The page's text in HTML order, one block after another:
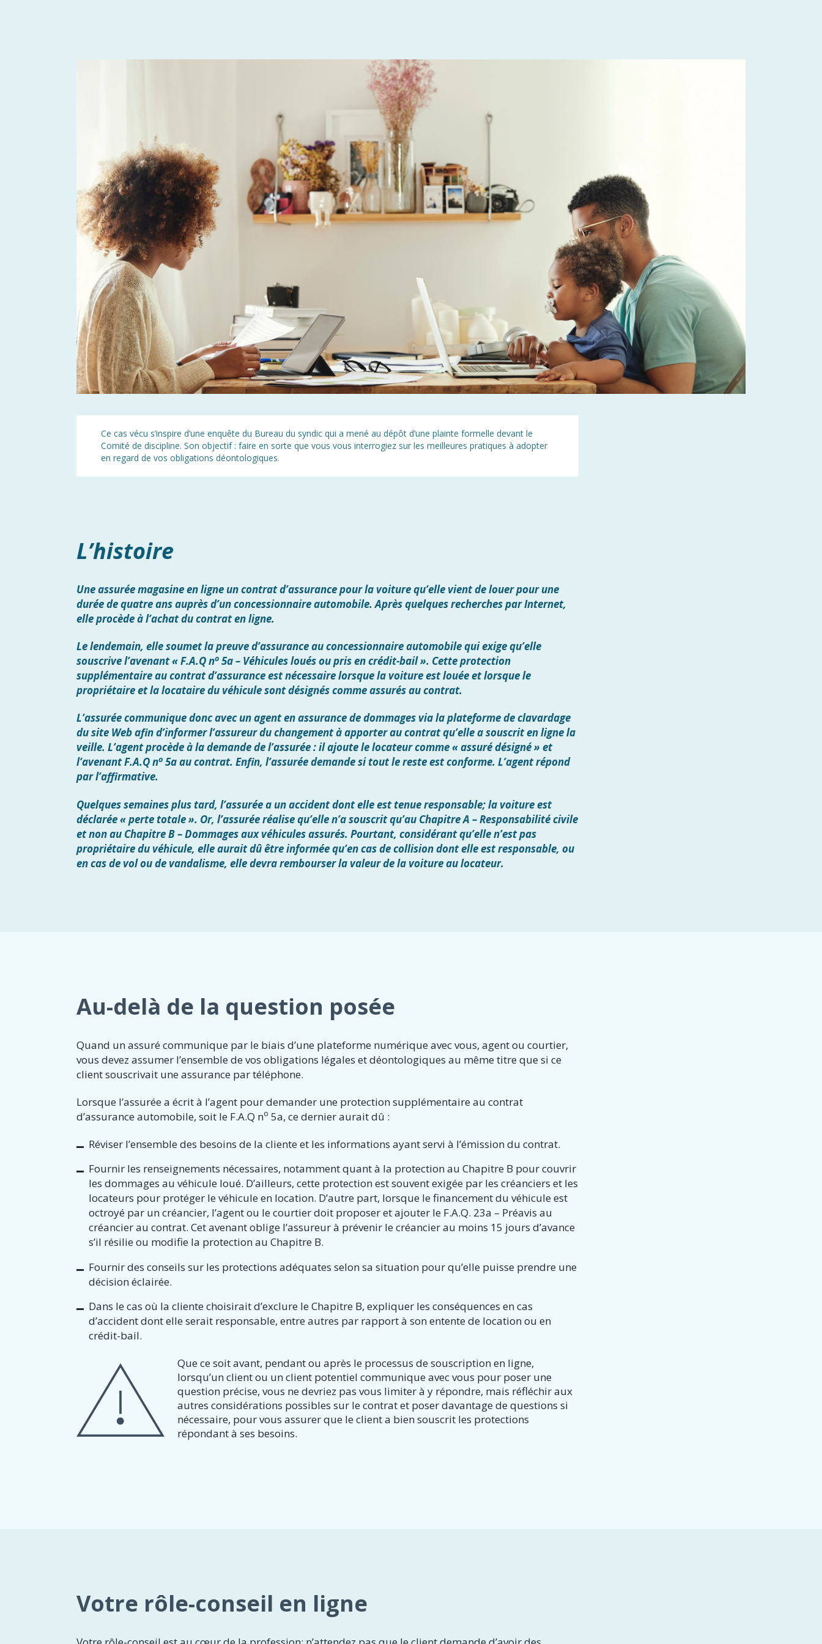
Ce cas vécu s’inspire d’une enquête du Bureau du syndic qui a mené au dépôt d’une plainte formelle devant le
Comité de discipline. Son objectif : faire en sorte que vous vous interrogiez sur les meilleures pratiques à adopter
en regard de vos obligations déontologiques.
L’histoire
Une assurée magasine en ligne un contrat d’assurance pour la voiture qu’elle vient de louer pour une
durée de quatre ans auprès d’un concessionnaire automobile. Après quelques recherches par Internet,
elle procède à l’achat du contrat en ligne.
Le lendemain, elle soumet la preuve d’assurance au concessionnaire automobile qui exige qu’elle
souscrive l’avenant « F.A.Q no 5a – Véhicules loués ou pris en crédit-bail ». Cette protection
supplémentaire au contrat d’assurance est nécessaire lorsque la voiture est louée et lorsque le
propriétaire et la locataire du véhicule sont désignés comme assurés au contrat.
L’assurée communique donc avec un agent en assurance de dommages via la plateforme de clavardage
du site Web afin d’informer l’assureur du changement à apporter au contrat qu’elle a souscrit en ligne la
veille. L’agent procède à la demande de l’assurée : il ajoute le locateur comme « assuré désigné » et
l’avenant F.A.Q no 5a au contrat. Enfin, l’assurée demande si tout le reste est conforme. L’agent répond
par l’affirmative.
Quelques semaines plus tard, l’assurée a un accident dont elle est tenue responsable; la voiture est
déclarée « perte totale ». Or, l’assurée réalise qu’elle n’a souscrit qu’au Chapitre A – Responsabilité civile
et non au Chapitre B – Dommages aux véhicules assurés. Pourtant, considérant qu’elle n’est pas
propriétaire du véhicule, elle aurait dû être informée qu’en cas de collision dont elle est responsable, ou
en cas de vol ou de vandalisme, elle devra rembourser la valeur de la voiture au locateur.
Au-delà de la question posée
Quand un assuré communique par le biais d’une plateforme numérique avec vous, agent ou courtier,
vous devez assumer l’ensemble de vos obligations légales et déontologiques au même titre que si ce
client souscrivait une assurance par téléphone.
Lorsque l’assurée a écrit à l’agent pour demander une protection supplémentaire au contrat
d’assurance automobile, soit le F.A.Q no 5a, ce dernier aurait dû :
Réviser l’ensemble des besoins de la cliente et les informations ayant servi à l’émission du contrat.
Fournir les renseignements nécessaires, notamment quant à la protection au Chapitre B pour couvrir
les dommages au véhicule loué. D’ailleurs, cette protection est souvent exigée par les créanciers et les
locateurs pour protéger le véhicule en location. D’autre part, lorsque le financement du véhicule est
octroyé par un créancier, l’agent ou le courtier doit proposer et ajouter le F.A.Q. 23a – Préavis au
créancier au contrat. Cet avenant oblige l’assureur à prévenir le créancier au moins 15 jours d’avance
s’il résilie ou modifie la protection au Chapitre B.
Fournir des conseils sur les protections adéquates selon sa situation pour qu’elle puisse prendre une
décision éclairée.
Dans le cas où la cliente choisirait d’exclure le Chapitre B, expliquer les conséquences en cas
d’accident dont elle serait responsable, entre autres par rapport à son entente de location ou en
crédit-bail.
Que ce soit avant, pendant ou après le processus de souscription en ligne,
lorsqu’un client ou un client potentiel communique avec vous pour poser une
question précise, vous ne devriez pas vous limiter à y répondre, mais réfléchir aux
autres considérations possibles sur le contrat et poser davantage de questions si
nécessaire, pour vous assurer que le client a bien souscrit les protections
répondant à ses besoins.
Votre rôle-conseil en ligne